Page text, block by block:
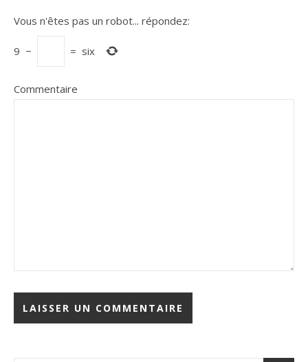
Vous n'êtes pas un robot... répondez:
9 − = six
Commentaire